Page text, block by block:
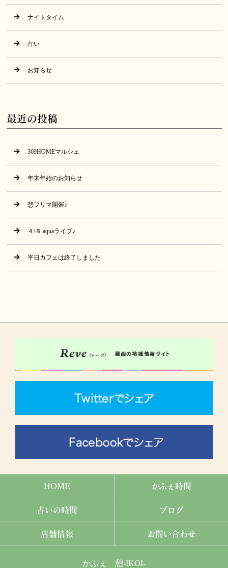
ナイトタイム
占い
お知らせ
最近の投稿
369HOMEマルシェ
年末年始のお知らせ
憩フリマ開催♪
４/８ aquaライブ♪
平日カフェは終了しました
HOME かふぇ時間
占いの時間 ブログ
店舗情報 お問い合わせ
かふぇ 憩-IKOI-